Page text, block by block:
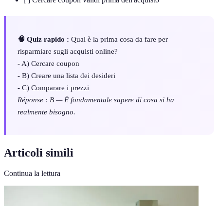
🧠 Quiz rapido : Qual è la prima cosa da fare per
risparmiare sugli acquisti online?
- A) Cercare coupon
- B) Creare una lista dei desideri
- C) Comparare i prezzi
Réponse : B — È fondamentale sapere di cosa si ha
realmente bisogno.
Articoli simili
Continua la lettura